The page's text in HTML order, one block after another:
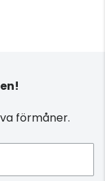
förmåner.